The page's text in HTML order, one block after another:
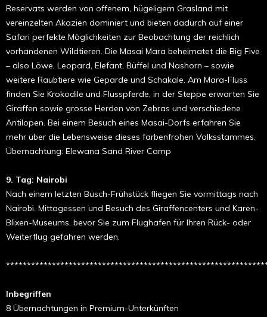
Reservats werden von offenem, hügeligem Grasland mit
vereinzelten Akazien dominiert und bieten dadurch auf einer
Safari perfekte Möglichkeiten zur Beobachtung der reichlich
vorhandenen Wildtieren. Die Masai Mara beheimatet die Big Five
– also Löwe, Leopard, Elefant, Büffel und Nashorn – sowie
weitere Raubtiere wie Geparde und Schakale. Am Mara-Fluss
finden Sie Krokodile und Flusspferde, in der Steppe erwarten Sie
Giraffen sowie grosse Herden von Zebras und verschiedene
Antilopen. Bei einem Besuch eines Masai-Dorfs erfahren Sie
mehr über die Lebensweise dieses farbenfrohen Volksstammes.
Übernachtung: Elewana Sand River Camp
9. Tag: Nairobi
Nach einem letzten Busch-Frühstück fliegen Sie vormittags nach
Nairobi. Mittagessen und Besuch des Giraffencenters und Karen-
Blixen-Museums, bevor Sie zum Flughafen für Ihren Rück- oder
Weiterflug gefahren werden.
Inbegriffen
8 Übernachtungen in Premium-Unterkünften